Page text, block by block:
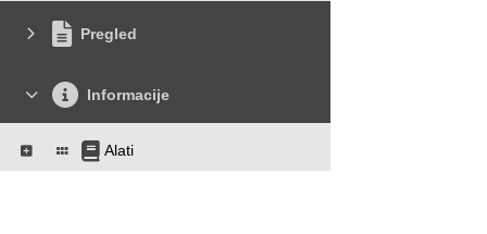
Pregled
Informacije
Alati